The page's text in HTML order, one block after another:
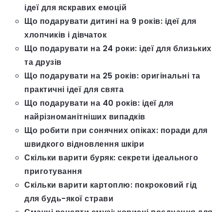
ідеї для яскравих емоцій
Що подарувати дитині на 9 років: ідеї для
хлопчиків і дівчаток
Що подарувати на 24 роки: ідеї для близьких
та друзів
Що подарувати на 25 років: оригінальні та
практичні ідеї для свята
Що подарувати на 40 років: ідеї для
найрізноманітніших випадків
Що робити при сонячних опіках: поради для
швидкого відновлення шкіри
Скільки варити буряк: секрети ідеального
приготування
Скільки варити картоплю: покроковий гід
для будь-якої страви